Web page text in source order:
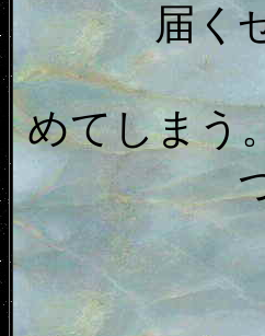
届く
めてしまう